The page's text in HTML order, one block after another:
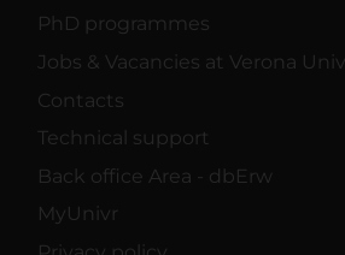
PhD programmes
Jobs & Vacancies at Verona
Contacts
Technical support
Back office Area - dbErw
MyUnivr